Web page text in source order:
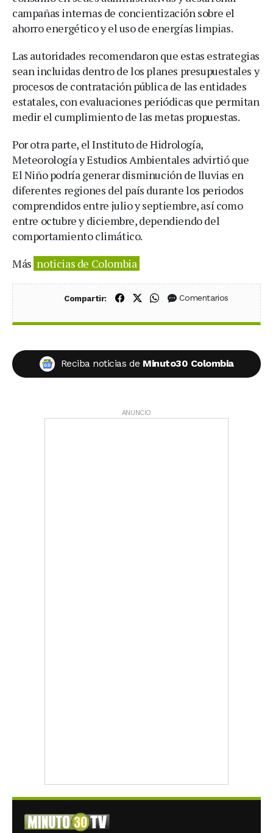
campañas internas de concientización sobre el
ahorro energético y el uso de energías limpias.
Las autoridades recomendaron que estas estrategias
sean incluidas dentro de los planes presupuestales y
procesos de contratación pública de las entidades
estatales, con evaluaciones periódicas que permitan
medir el cumplimiento de las metas propuestas.
Por otra parte, el Instituto de Hidrología,
Meteorología y Estudios Ambientales advirtió que
El Niño podría generar disminución de lluvias en
diferentes regiones del país durante los periodos
comprendidos entre julio y septiembre, así como
entre octubre y diciembre, dependiendo del
comportamiento climático.
Más noticias de Colombia
Compartir: Compartir en Facebook
Compartir en X (Twitter)
Compartir en WhatsApp
Comentarios
Reciba noticias de Minuto30 Colombia
ANUNCIO